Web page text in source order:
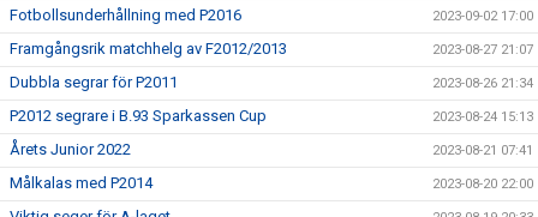
Fotbollsunderhållning med P2016 2023-09-02 17:00
Framgångsrik matchhelg av F2012/2013 2023-08-27 21:07
Dubbla segrar för P2011 2023-08-26 21:34
P2012 segrare i B.93 Sparkassen Cup 2023-08-24 15:13
Årets Junior 2022 2023-08-21 07:41
Målkalas med P2014 2023-08-20 22:00